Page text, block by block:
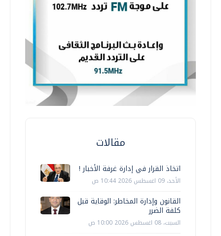
مقالات
اتخاذ القرار في إدارة غرفة الأخبار !
الأحد، 09 اغسطس 2026 10:44 ص
القانون وإدارة المخاطر: الوقاية قبل
كلفة الضرر
السبت، 08 اغسطس 2026 10:00 ص